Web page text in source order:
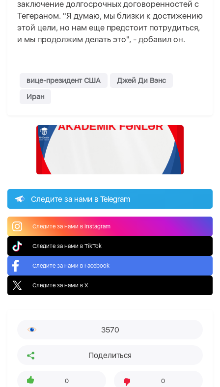
заключение долгосрочных договоренностей с
Тегераном. "Я думаю, мы близки к достижению
этой цели, но нам еще предстоит потрудиться,
и мы продолжим делать это", - добавил он.
вице-президент США
Джей Ди Вэнс
Иран
Следите за нами в Telegram
Следите за нами в Instagram
Следите за нами в TikTok
Следите за нами в Facebook
Следите за нами в X
3570
Поделиться
0 0